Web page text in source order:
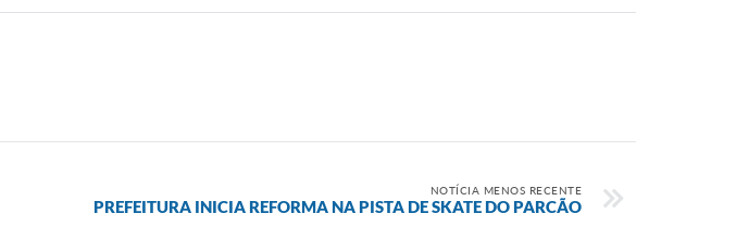
NOTÍCIA MENOS RECENTE
PREFEITURA INICIA REFORMA NA PISTA DE SKATE DO PARCÃO